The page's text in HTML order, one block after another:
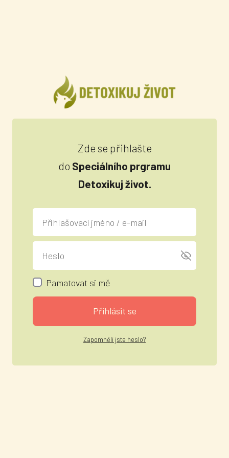
Zde se přihlašte
do Speciálního prgramu
Detoxikuj život.
Pamatovat si mě
Přihlásit se
Zapomněli jste heslo?